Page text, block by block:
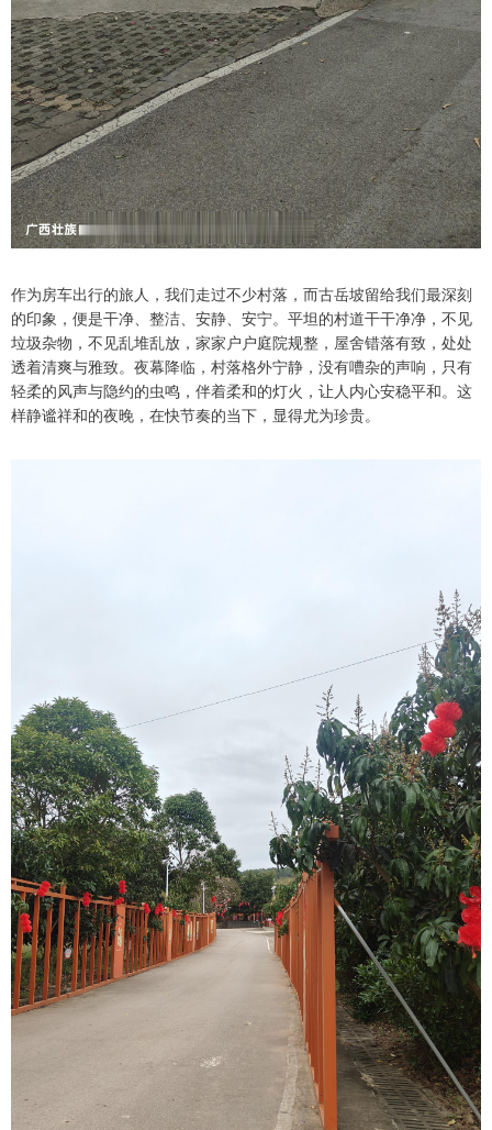
作为房车出行的旅人，我们走过不少村落，而古岳坡留给我们最深刻
的印象，便是干净、整洁、安静、安宁。平坦的村道干干净净，不见
垃圾杂物，不见乱堆乱放，家家户户庭院规整，屋舍错落有致，处处
透着清爽与雅致。夜幕降临，村落格外宁静，没有嘈杂的声响，只有
轻柔的风声与隐约的虫鸣，伴着柔和的灯火，让人内心安稳平和。这
样静谧祥和的夜晚，在快节奏的当下，显得尤为珍贵。